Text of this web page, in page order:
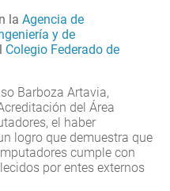
la Agencia de
y de
Colegio Federado de
Barboza Artavia,
del Área
el haber
logro que demuestra que
cumple con
por entes externos